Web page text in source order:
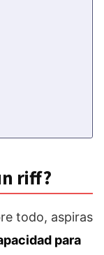
riff?
todo, aspiras
para